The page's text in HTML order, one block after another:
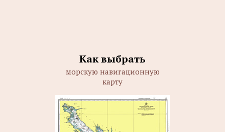
Как выбрать
морскую навигационную
карту